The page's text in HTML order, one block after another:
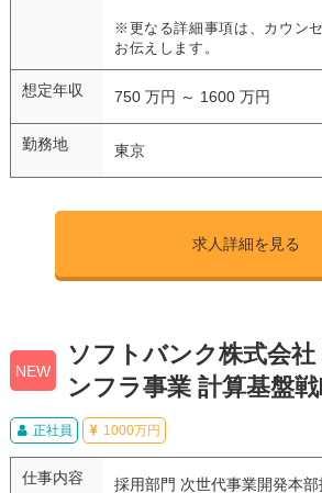
※更なる詳細事項は、カウン
お伝えします。
想定年収 750 万円 ～ 1600 万円
勤務地 東京
求人詳細を見る
NEW
ソフトバンク株式会社
ンフラ事業 計算基盤
正社員 1000万円
仕事内容
採用部門 次世代事業開発本